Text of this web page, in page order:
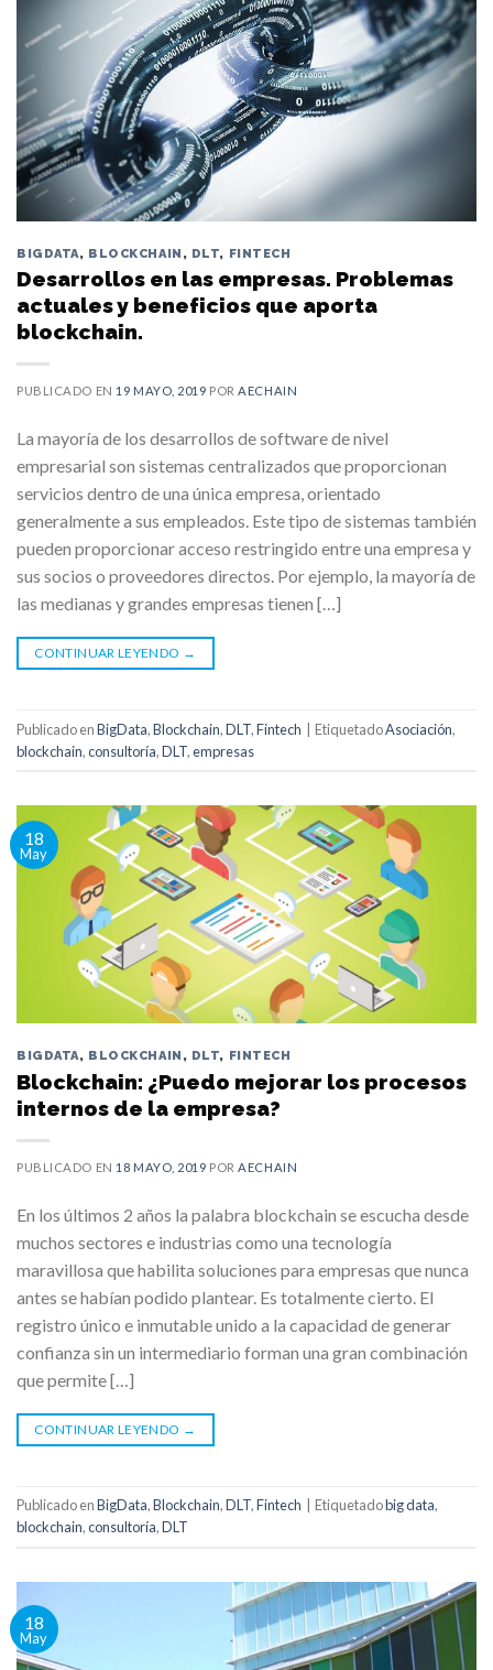
BIGDATA, BLOCKCHAIN , DLT, FINTECH
Desarrollos en las empresas. Problemas
actuales y beneficios que aporta
blockchain.
PUBLICADO EN 19 MAYO, 2019 PORAECHAIN
La mayoría de los desarrollos de software de nivel
empresarial son sistemas centralizados que proporcionan
servicios dentro de una única empresa, orientado
generalmente a sus empleados. Este tipo de sistemas también
pueden proporcionar acceso restringido entre una empresa y
sus socios o proveedores directos. Por ejemplo, la mayoría de
las medianas y grandes empresas tienen […]
CONTINUAR LEYENDO →
Publicado enBigData,Blockchain,DLT,Fintech EtiquetadoAsociación,
blockchain,consultoría,DLT,empresas
18
May
BIGDATA, BLOCKCHAIN , DLT, FINTECH
Blockchain: ¿Puedo mejorar los procesos
internos de la empresa?
PUBLICADO EN 18 MAYO, 2019 PORAECHAIN
En los últimos 2 años la palabra blockchain se escucha desde
muchos sectores e industrias como una tecnología
maravillosa que habilita soluciones para empresas que nunca
antes se habían podido plantear. Es totalmente cierto. El
registro único e inmutable unido a la capacidad de generar
confianza sin un intermediario forman una gran combinación
que permite […]
CONTINUAR LEYENDO →
Publicado enBigData,Blockchain,DLT,Fintech Etiquetadobig data,
blockchain,consultoría,DLT
18
May